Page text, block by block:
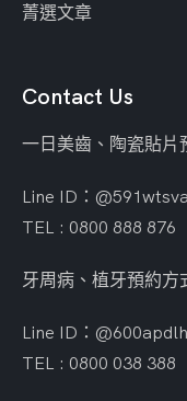
菁選文章
Contact Us
一日美齒、陶瓷貼片
Line ID：@591wtsva
TEL : 0800 888 876
牙周病、植牙預約方
Line ID：@600apdlh
TEL : 0800 038 388